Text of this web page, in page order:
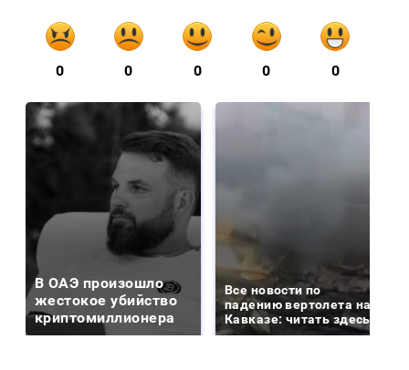
0 0 0 0 0
В ОАЭ произошло
жестокое убийство
криптомиллионера
Все новости по
падению вертолета на
Кавказе: читать здесь